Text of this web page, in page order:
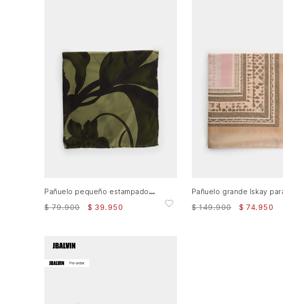
Pañuelo pequeño estampado para mujer Icaro
$ 79.900 $ 39.950 $ 149.900 $ 74.950